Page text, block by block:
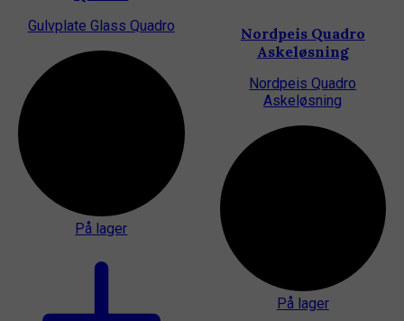
Gulvplate Glass Quadro
På lager
Nordpeis Quadro
Askeløsning
Nordpeis Quadro
Askeløsning
På lager